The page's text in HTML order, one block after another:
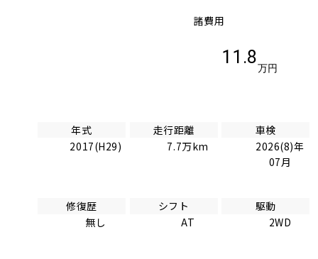
諸費用
11.8
万円
年式
2017(H29)
走行距離
7.7万km
車検
2026(8)年
07月
修復歴
無し
シフト
AT
駆動
2WD